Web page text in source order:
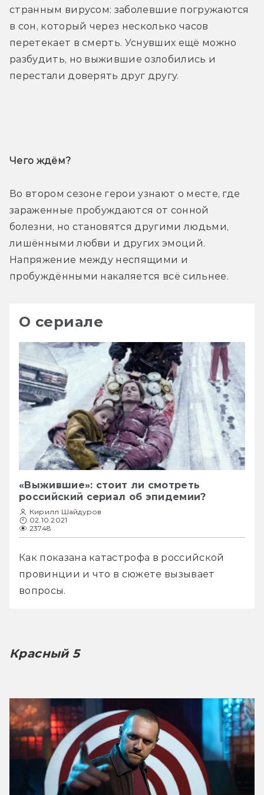
странным вирусом: заболевшие погружаются
в сон, который через несколько часов
перетекает в смерть. Уснувших ещё можно
разбудить, но выжившие озлобились и
перестали доверять друг другу.
Чего ждём?
Во втором сезоне герои узнают о месте, где
зараженные пробуждаются от сонной
болезни, но становятся другими людьми,
лишёнными любви и других эмоций.
Напряжение между неспящими и
пробуждёнными накаляется всё сильнее.
О сериале
«Выжившие»: стоит ли смотреть
российский сериал об эпидемии?
Кирилл Шайдуров
02.10.2021
23748
Как показана катастрофа в российской
провинции и что в сюжете вызывает
вопросы.
Красный 5